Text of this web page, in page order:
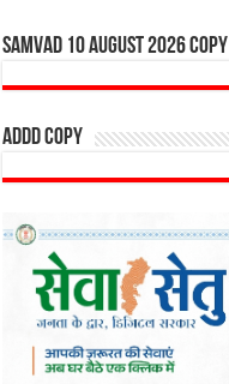
SAMVAD 10 AUGUST 2026 copy
addd copy